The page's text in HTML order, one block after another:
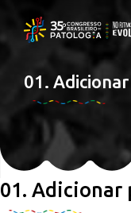
01.
01. Adicionar